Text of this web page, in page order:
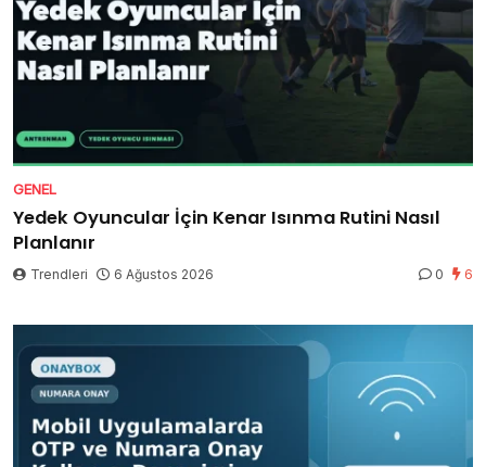
GENEL
Yedek Oyuncular İçin Kenar Isınma Rutini Nasıl
Planlanır
Trendleri 6 Ağustos 2026 0 6